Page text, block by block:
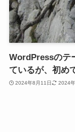
WordPressのテ
ているが、初め
2024年8月11日 2024